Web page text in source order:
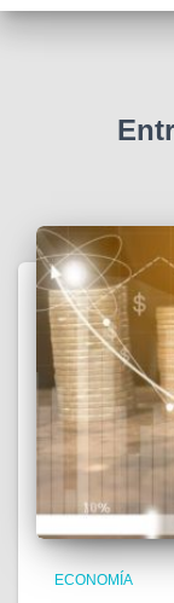
ECONOMÍA